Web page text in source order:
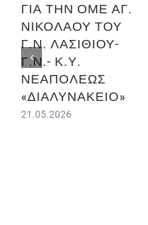
ΓΙΑ ΤΗΝ ΟΜΕ ΑΓ.
ΝΙΚΟΛΑΟΥ ΤΟΥ
Γ.Ν. ΛΑΣΙΘΙΟΥ-
Γ.Ν.- Κ.Υ.
ΝΕΑΠΟΛΕΩΣ
«ΔΙΑΛΥΝΑΚΕΙΟ»
21.05.2026